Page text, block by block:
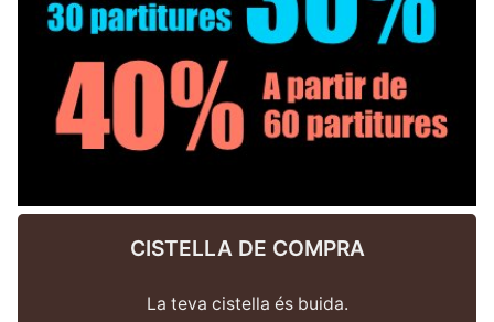
CISTELLA DE COMPRA
La teva cistella és buida.